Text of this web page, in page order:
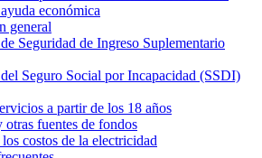
económica
general
Seguridad de Ingreso Suplementario
Seguro Social por Incapacidad (SSDI)
a partir de los 18 años
otras fuentes de fondos
costos de la electricidad